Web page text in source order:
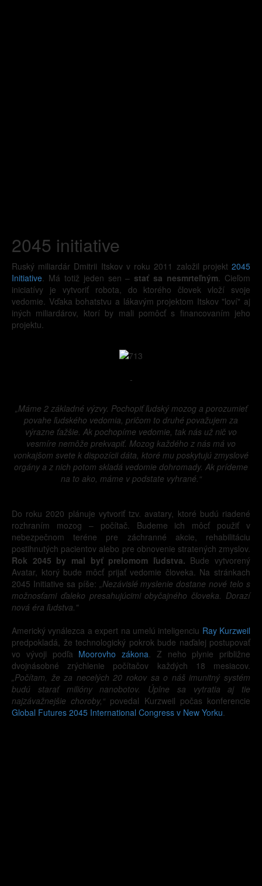
2045 initiative
Ruský miliardár Dmitrii Itskov v roku 2011 založil projekt 2045
Initiative. Má totiž jeden sen – stať sa nesmrteľným. Cieľom
iniciatívy je vytvoriť robota, do ktorého človek vloží svoje
vedomie. Vďaka bohatstvu a lákavým projektom Itskov "loví" aj
iných miliardárov, ktorí by mali pomôcť s financovaním jeho
projektu.
-
„Máme 2 základné výzvy. Pochopiť ľudský mozog a porozumieť
povahe ľudského vedomia, pričom to druhé považujem za
výrazne ťažšie. Ak pochopíme vedomie, tak nás už nič vo
vesmíre nemôže prekvapiť. Mozog každého z nás má vo
vonkajšom svete k dispozícii dáta, ktoré mu poskytujú zmyslové
orgány a z nich potom skladá vedomie dohromady. Ak prídeme
na to ako, máme v podstate vyhrané.“
Do roku 2020 plánuje vytvoriť tzv. avatary, ktoré budú riadené
rozhraním mozog – počítač. Budeme ich môcť použiť v
nebezpečnom teréne pre záchranné akcie, rehabilitáciu
postihnutých pacientov alebo pre obnovenie stratených zmyslov.
Rok 2045 by mal byť prelomom ľudstva. Bude vytvorený
Avatar, ktorý bude môcť prijať vedomie človeka. Na stránkach
2045 Initiative sa píše: „Nezávislé myslenie dostane nové telo s
možnosťami ďaleko presahujúcimi obyčajného človeka. Dorazí
nová éra ľudstva."
Americký vynálezca a expert na umelú inteligenciu Ray Kurzweil
predpokladá, že technologický pokrok bude naďalej postupovať
vo vývoji podľa Moorovho zákona . Z neho plynie približne
dvojnásobné zrýchlenie počítačov každých 18 mesiacov.
„Počítam, že za necelých 20 rokov sa o náš imunitný systém
budú starať milióny nanobotov. Úplne sa vytratia aj tie
najzávažnejšie choroby,“ povedal Kurzweil počas konferencie
Global Futures 2045 International Congress v New Yorku